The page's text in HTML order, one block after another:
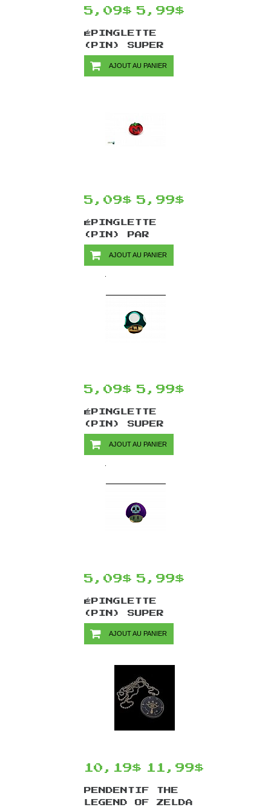
5,09$ 5,99$
ÉPINGLETTE
(PIN) SUPER
MARIO PAR
CHINOOK CRAFTS
AJOUT AU PANIER
5,09$ 5,99$
ÉPINGLETTE
(PIN) PAR
CHINOOK CRAFTS
- MAXIM TOMATO
AJOUT AU PANIER
5,09$ 5,99$
ÉPINGLETTE
(PIN) SUPER
MARIO PAR
CHINOOK CRAFTS
AJOUT AU PANIER
5,09$ 5,99$
ÉPINGLETTE
(PIN) SUPER
MARIO PAR
CHINOOK CRAFTS
AJOUT AU PANIER
10,19$ 11,99$
PENDENTIF THE
LEGEND OF ZELDA